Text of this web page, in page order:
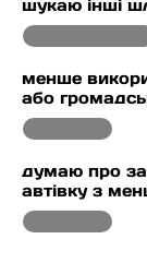
шукаю інші
менше
або
думаю про
автівку з